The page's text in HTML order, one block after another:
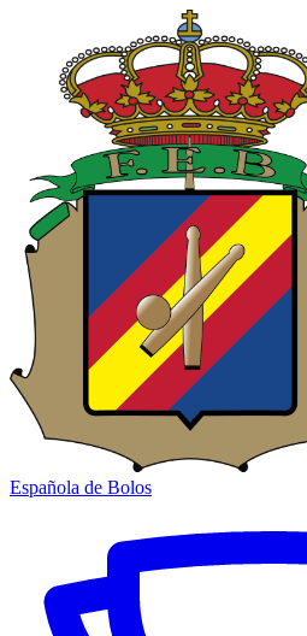
Española de Bolos